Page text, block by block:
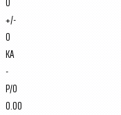
+/-
0
KA
-
P/O
0.00